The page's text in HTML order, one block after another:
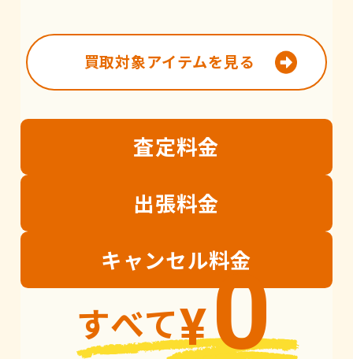
買取対象アイテムを見る
査定料金
出張料金
キャンセル料金
すべて¥0